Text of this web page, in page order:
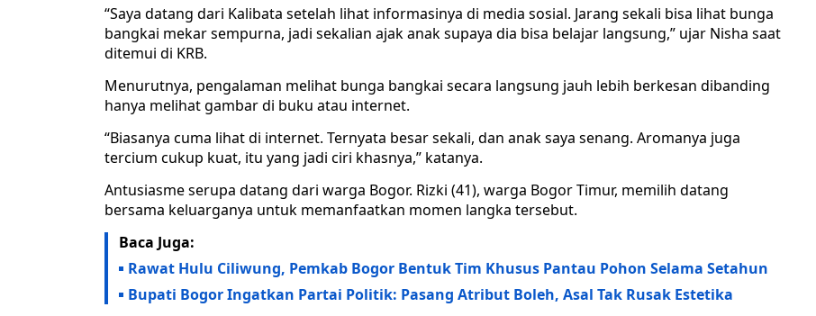
“Saya datang dari Kalibata setelah lihat informasinya di media sosial. Jarang sekali bisa lihat bunga
bangkai mekar sempurna, jadi sekalian ajak anak supaya dia bisa belajar langsung,” ujar Nisha saat
ditemui di KRB.
Menurutnya, pengalaman melihat bunga bangkai secara langsung jauh lebih berkesan dibanding
hanya melihat gambar di buku atau internet.
“Biasanya cuma lihat di internet. Ternyata besar sekali, dan anak saya senang. Aromanya juga
tercium cukup kuat, itu yang jadi ciri khasnya,” katanya.
Antusiasme serupa datang dari warga Bogor. Rizki (41), warga Bogor Timur, memilih datang
bersama keluarganya untuk memanfaatkan momen langka tersebut.
Baca Juga:
Rawat Hulu Ciliwung, Pemkab Bogor Bentuk Tim Khusus Pantau Pohon Selama Setahun
Bupati Bogor Ingatkan Partai Politik: Pasang Atribut Boleh, Asal Tak Rusak Estetika